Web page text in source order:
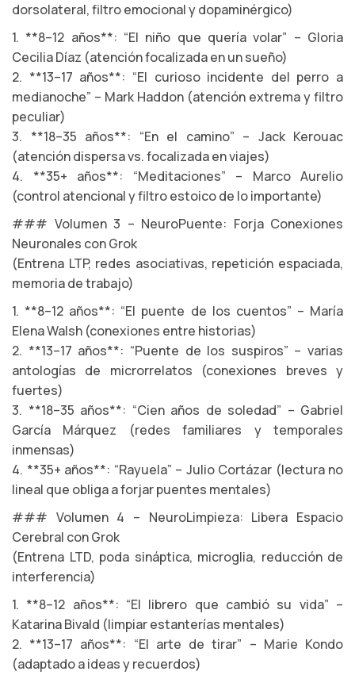
dorsolateral, filtro emocional y dopaminérgico)
1. **8–12 años**: “El niño que quería volar” – Gloria
Cecilia Díaz (atención focalizada en un sueño)
2. **13–17 años**: “El curioso incidente del perro a
medianoche” – Mark Haddon (atención extrema y filtro
peculiar)
3. **18–35 años**: “En el camino” – Jack Kerouac
(atención dispersa vs. focalizada en viajes)
4. **35+ años**: “Meditaciones” – Marco Aurelio
(control atencional y filtro estoico de lo importante)
### Volumen 3 – NeuroPuente: Forja Conexiones
Neuronales con Grok
(Entrena LTP, redes asociativas, repetición espaciada,
memoria de trabajo)
1. **8–12 años**: “El puente de los cuentos” – María
Elena Walsh (conexiones entre historias)
2. **13–17 años**: “Puente de los suspiros” – varias
antologías de microrrelatos (conexiones breves y
fuertes)
3. **18–35 años**: “Cien años de soledad” – Gabriel
García Márquez (redes familiares y temporales
inmensas)
4. **35+ años**: “Rayuela” – Julio Cortázar (lectura no
lineal que obliga a forjar puentes mentales)
### Volumen 4 – NeuroLimpieza: Libera Espacio
Cerebral con Grok
(Entrena LTD, poda sináptica, microglia, reducción de
interferencia)
1. **8–12 años**: “El librero que cambió su vida” –
Katarina Bivald (limpiar estanterías mentales)
2. **13–17 años**: “El arte de tirar” – Marie Kondo
(adaptado a ideas y recuerdos)